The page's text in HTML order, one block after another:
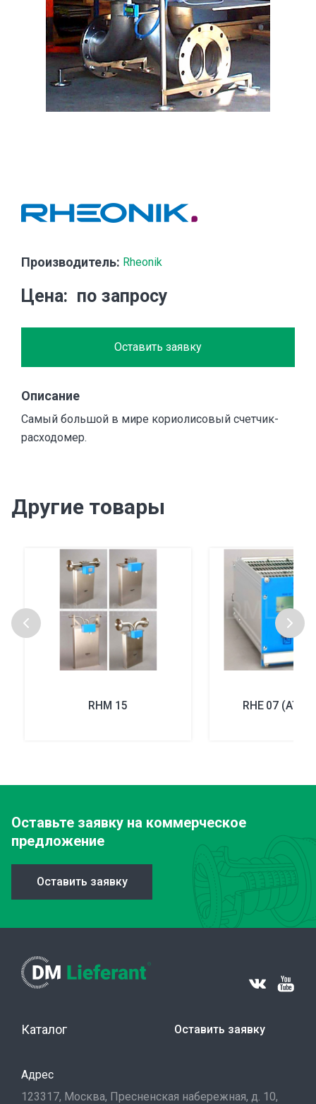
Производитель: Rheonik
Цена по запросу
Оставить заявку
Описание
Самый большой в мире кориолисовый счетчик-
расходомер.
Другие товары
RHM 15 RHE 07
Оставьте заявку на коммерческое
предложение
Оставить заявку
Каталог Оставить заявку
Адрес
123317, Москва, Пресненская набережная, д. 10,